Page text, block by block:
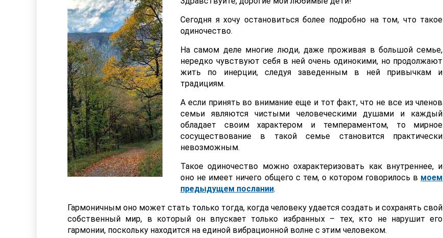
Сегодня я хочу остановиться более подробно на том, что такое
одиночество.
На самом деле многие люди, даже проживая в большой семье,
нередко чувствуют себя в ней очень одинокими, но продолжают
жить по инерции, следуя заведенным в ней привычкам и
традициям.
А если принять во внимание еще и тот факт, что не все из членов
семьи являются чистыми человеческими душами и каждый
обладает своим характером и темпераментом, то мирное
сосуществование в такой семье становится практически
невозможным.
Такое одиночество можно охарактеризовать как внутреннее, и
оно не имеет ничего общего с тем, о котором говорилось в моем
предыдущем послании.
Гармоничным оно может стать только тогда, когда человеку удается создать и сохранять свой
собственный мир, в который он впускает только избранных – тех, кто не нарушит его
гармонии, поскольку находится на единой вибрационной волне с этим человеком.